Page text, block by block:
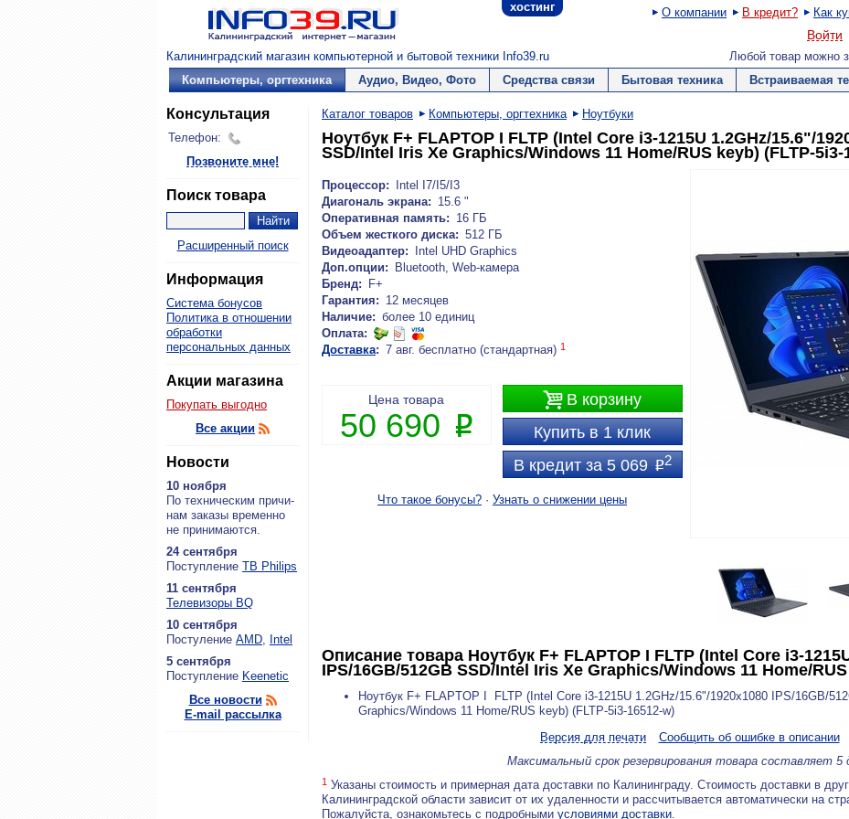
хостинг О компании В кредит? Как
Войти
Калининградский магазин компьютерной и бытовой техники Info39.ru Любой товар можно
Компьютеры, оргтехника
Аудио, Видео, Фото Средства связи Бытовая техника Встраиваемая
Консультация
Телефон:
Позвоните мне!
Поиск товара
Расширенный поиск
Информация
Система бонусов
Политика в отношении
обработки
персональных данных
Акции магазина
Покупать выгодно
Все акции
Новости
10 ноября
По тех­ни­че­ским при­чи­
нам за­ка­зы вре­мен­но
не при­ни­ма­ют­ся.
24 сентября
По­ступ­ле­ние ТВ Philips
11 сентября
Теле­ви­зо­ры BQ
10 сентября
По­сту­ле­ние AMD, Intel
5 сентября
По­ступ­ле­ние Keenetic
Все новости
E-mail рассылка
Каталог товаров Компьютеры, оргтехника Ноутбуки
Ноутбук F+ FLAPTOP I FLTP (Intel Core i3-1215U 1.2GHz/15.6"/
SSD/Intel Iris Xe Graphics/Windows 11 Home/RUS keyb) (FLTP-5i3-
Процессор:
Intel I7/I5/I3
Диагональ экрана: 15.6 "
Оперативная память: 16 ГБ
Объем жесткого диска: 512 ГБ
Видеоадаптер:
Intel UHD Graphics
Доп.опции:
Bluetooth, Web-камера
Бренд:
F+
Гарантия: 12 месяцев
Наличие: более 10 единиц
Оплата:
Доставка: 7 авг. бесплатно (стандартная) 1
В корзину
Купить в 1 клик
В кредит за 5 069P2
Цена товара
50 690 P
Что такое бонусы? · Узнать о снижении цены
Описание товара Ноутбук F+ FLAPTOP I FLTP (Intel Core i3-
IPS/16GB/512GB SSD/Intel Iris Xe Graphics/Windows 11 Home/
Ноутбук F+ FLAPTOP I FLTP (Intel Core i3-1215U 1.2GHz/15.6"/1920x1080 IPS/16GB/
Graphics/Windows 11 Home/RUS keyb) (FLTP-5i3-16512-w)
Версия для печати
Сообщить об ошибке в описании
Максимальный срок резервирования товара составляет 5
1 Указаны стоимость и примерная дата доставки по Калининграду. Стоимость доставки в
Калининградской области зависит от их удаленности и рассчитывается автоматически на
Пожалуйста, ознакомьтесь с подробными условиями доставки.